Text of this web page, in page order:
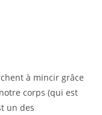
à mincir grâce
corps (qui est
un des